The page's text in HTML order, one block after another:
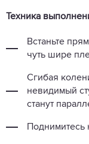
Техника
Встаньте
чуть шире
Сгибая
невидимый
станут
Поднимитесь